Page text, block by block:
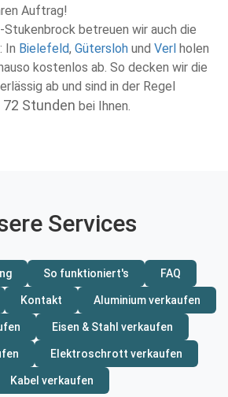
Auftrag!
betreuen wir auch die
In Bielefeld, Gütersloh und Verl holen
kostenlos ab. So decken wir die
ab und sind in der Regel
72 Stunden bei Ihnen.
Services
So funktioniert's FAQ
Kontakt Aluminium verkaufen
Eisen & Stahl verkaufen
Elektroschrott verkaufen
Kabel verkaufen